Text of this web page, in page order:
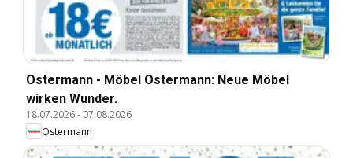
Ostermann - Möbel Ostermann: Neue Möbel
wirken Wunder.
18.07.2026- 07.08.2026
Ostermann